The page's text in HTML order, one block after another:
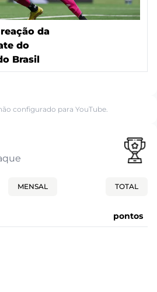
da
do
Brasil
configurado para YouTube.
MENSAL TOTAL
pontos